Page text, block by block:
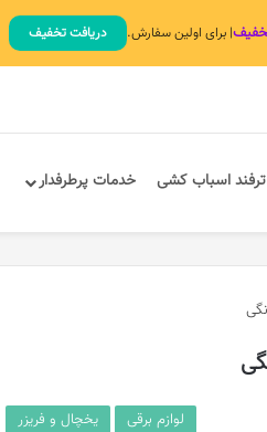
| برای اولین سفارش. دریافت تخفیف
ترفند اسباب کشی خدمات پرطرفدار
لوازم برقی یخچال و فریزر